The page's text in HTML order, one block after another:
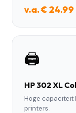
v.a. € 24.99
🖨️
HP 302 XL
Hoge capaciteit
printers.